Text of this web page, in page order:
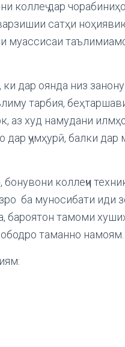
коллеҷ дар
сатҳи
муассисаи
дар оянда низ
тарбия,
аз худ намудани
дар ҷумҳурӣ, балки дар
коллеҷи
ба муносибати иди
бароятон тамоми
таманно намоям.